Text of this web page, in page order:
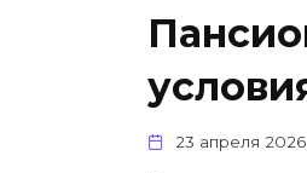
23 апреля 2026